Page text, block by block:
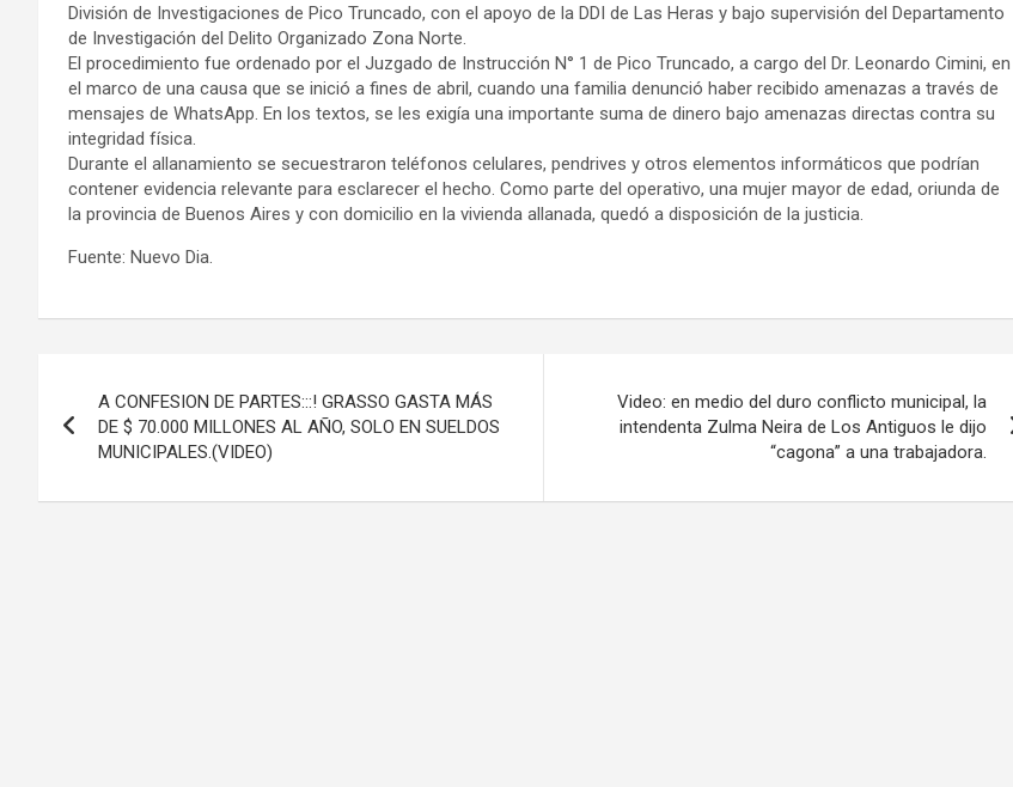
División de Investigaciones de Pico Truncado, con el apoyo de la DDI de Las Heras y bajo supervisión del Departamento
de Investigación del Delito Organizado Zona Norte.
El procedimiento fue ordenado por el Juzgado de Instrucción N° 1 de Pico Truncado, a cargo del Dr. Leonardo Cimini, en
el marco de una causa que se inició a fines de abril, cuando una familia denunció haber recibido amenazas a través de
mensajes de WhatsApp. En los textos, se les exigía una importante suma de dinero bajo amenazas directas contra su
integridad física.
Durante el allanamiento se secuestraron teléfonos celulares, pendrives y otros elementos informáticos que podrían
contener evidencia relevante para esclarecer el hecho. Como parte del operativo, una mujer mayor de edad, oriunda de
la provincia de Buenos Aires y con domicilio en la vivienda allanada, quedó a disposición de la justicia.
Fuente: Nuevo Dia.
de
A CONFESION DE PARTES:::! GRASSO GASTA MÁS
DE $ 70.000 MILLONES AL AÑO, SOLO EN SUELDOS
MUNICIPALES.(VIDEO)
Video: en medio del duro conflicto municipal, la
intendenta Zulma Neira de Los Antiguos le dijo
“cagona” a una trabajadora.